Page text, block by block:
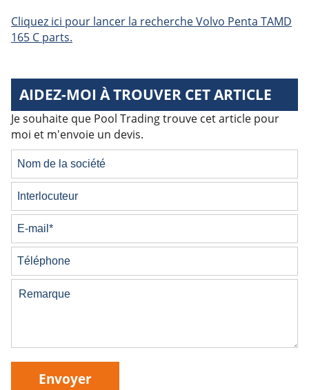
Cliquez ici pour lancer la recherche Volvo Penta TAMD
165 C parts.
AIDEZ-MOI À TROUVER CET ARTICLE
Je souhaite que Pool Trading trouve cet article pour
moi et m'envoie un devis.
Envoyer